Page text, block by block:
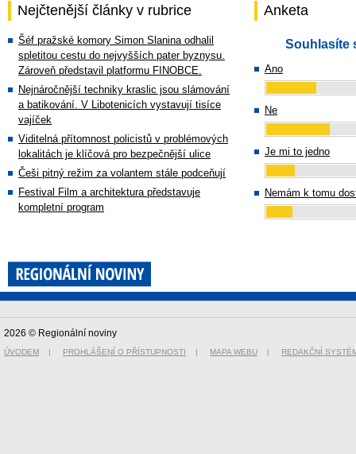
Nejčtenější články v rubrice
Šéf pražské komory Simon Slanina odhalil
spletitou cestu do nejvyšších pater byznysu.
Zároveň představil platformu FINOBCE.
Nejnáročnější techniky kraslic jsou slámování
a batikování. V Libotenicích vystavují tisíce
vajíček
Viditelná přítomnost policistů v problémových
lokalitách je klíčová pro bezpečnější ulice
Češi pitný režim za volantem stále podceňují
Festival Film a architektura představuje
kompletní program
Anketa
Souhlasíte
Ano
Ne
Je mi to jedno
Nemám k tomu
2026 © Regionální noviny
ÚVODEM | PROHLÁŠENÍ O PŘÍSTUPNOSTI | MAPA WEBU | REDAKČNÍ